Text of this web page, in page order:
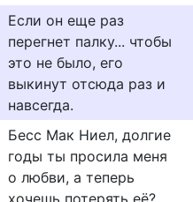
Если он еще раз
перегнет палку... чтобы
это не было, его
выкинут отсюда раз и
навсегда.
Бесс Мак Ниел, долгие
годы ты просила меня
о любви, а теперь
хочешь потерять её?